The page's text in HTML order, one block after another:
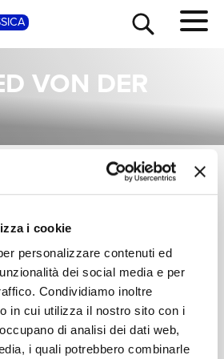
i cookie
personalizzare contenuti ed
dei social media e per
Condividiamo inoltre
in cui utilizza il nostro sito con i
di analisi dei dati web,
i quali potrebbero combinarle
VON DER
NEWS
SIAMO